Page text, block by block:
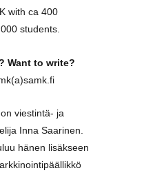
with ca 400
students.
Want to write?
viestintä- ja
Inna Saarinen.
hänen lisäkseen